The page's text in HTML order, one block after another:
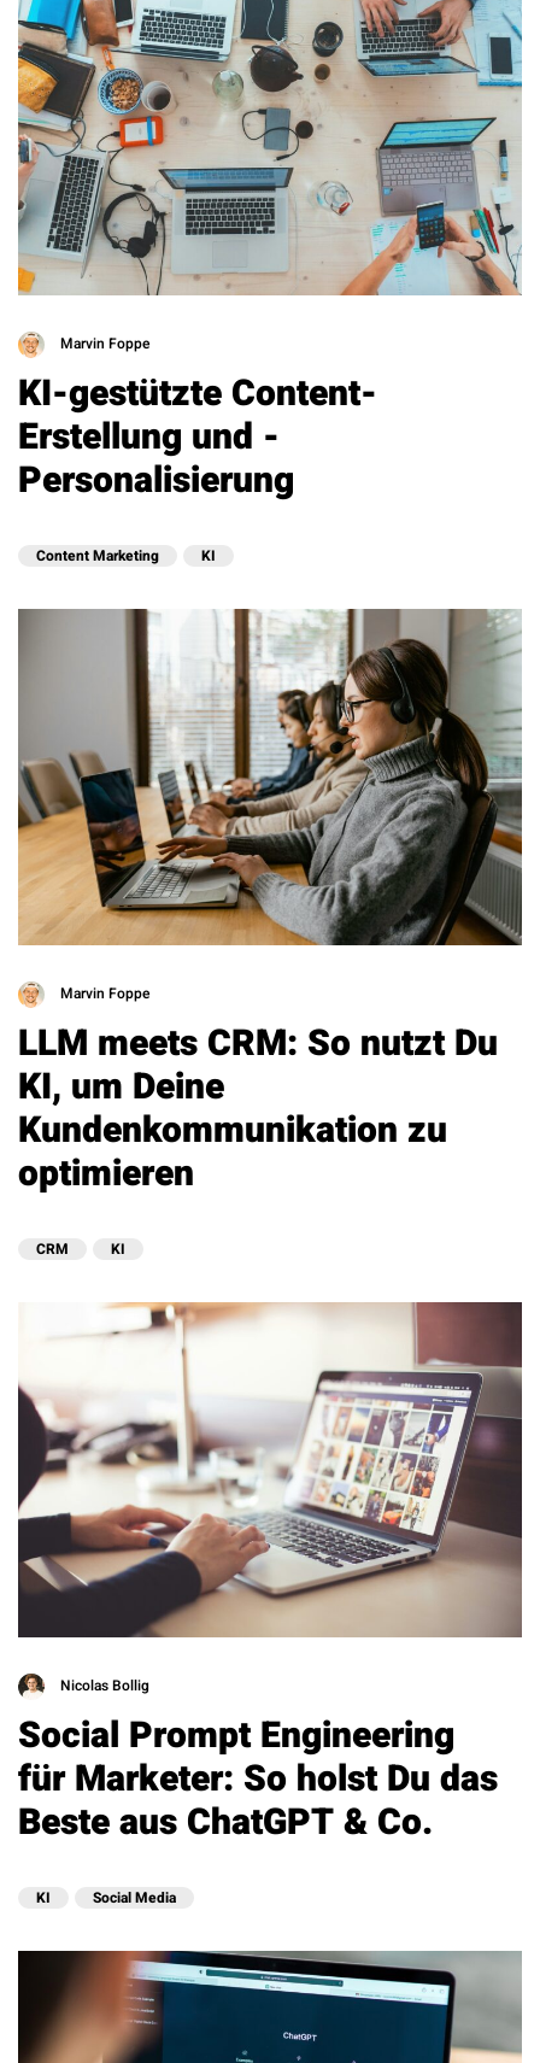
Marvin Foppe
KI-gestützte Content-
Erstellung und -
Personalisierung
Content Marketing KI
Marvin Foppe
LLM meets CRM: So nutzt Du
KI, um Deine
Kundenkommunikation zu
optimieren
CRM KI
Nicolas Bollig
Social Prompt Engineering
für Marketer: So holst Du das
Beste aus ChatGPT & Co.
KI Social Media